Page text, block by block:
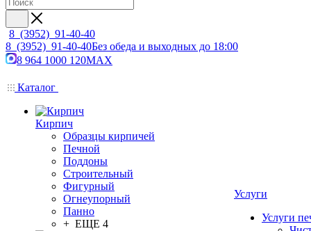
8 (3952) 91-40-40
8 (3952) 91-40-40Без обеда и выходных до 18:00
8 964 1000 120MAX
Каталог
Кирпич
Образцы кирпичей
Печной
Поддоны
Строительный
Фигурный
Огнеупорный
Панно
+ ЕЩЕ 4
Услуги
Услуги